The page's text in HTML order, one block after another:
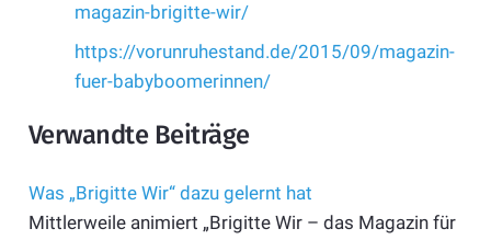
magazin-brigitte-wir/
https://vorunruhestand.de/2015/09/magazin-
fuer-babyboomerinnen/
Verwandte Beiträge
Was „Brigitte Wir“ dazu gelernt hat
Mittlerweile animiert „Brigitte Wir – das Magazin für